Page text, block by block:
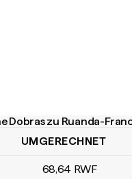
Dobras zu Ruanda-
zu Ruanda-Francs
UMGERECHNET
68,64 RWF